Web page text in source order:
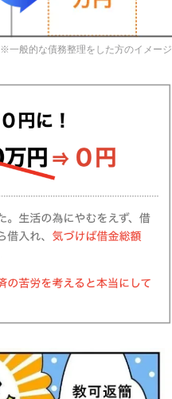
※一般的な債務整理をした方のイメージ